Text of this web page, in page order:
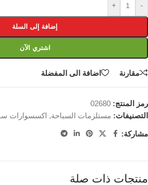
-
+
إضافة إلى السلة
اشتري الآن
مقارنة اضافة الى المفضلة
رمز المنتج: 02680
التصنيفات: مستلزمات السباحة, اكسسوارات
مشاركة:
منتجات ذات صلة